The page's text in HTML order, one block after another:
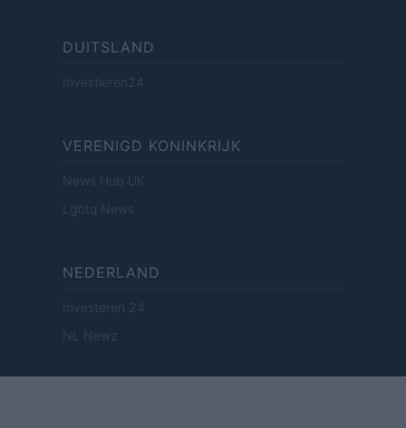
DUITSLAND
Investieren24
VERENIGD KONINKRIJK
News Hub UK
Lgbtq News
NEDERLAND
Investeren 24
NL Newz